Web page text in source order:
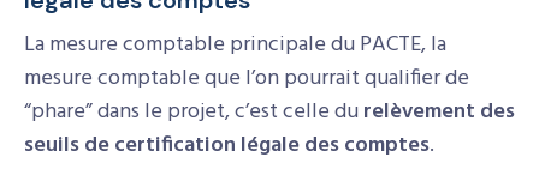
La mesure comptable principale du PACTE, la
mesure comptable que l’on pourrait qualifier de
“phare” dans le projet, c’est celle durelèvement des
seuils de certification légale des comptes.